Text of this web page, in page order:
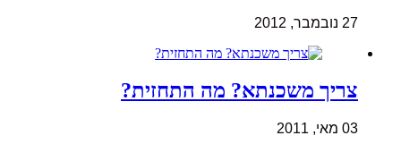
27 נובמבר, 2012
צריך משכנתא? מה התחזית?
03 מאי, 2011